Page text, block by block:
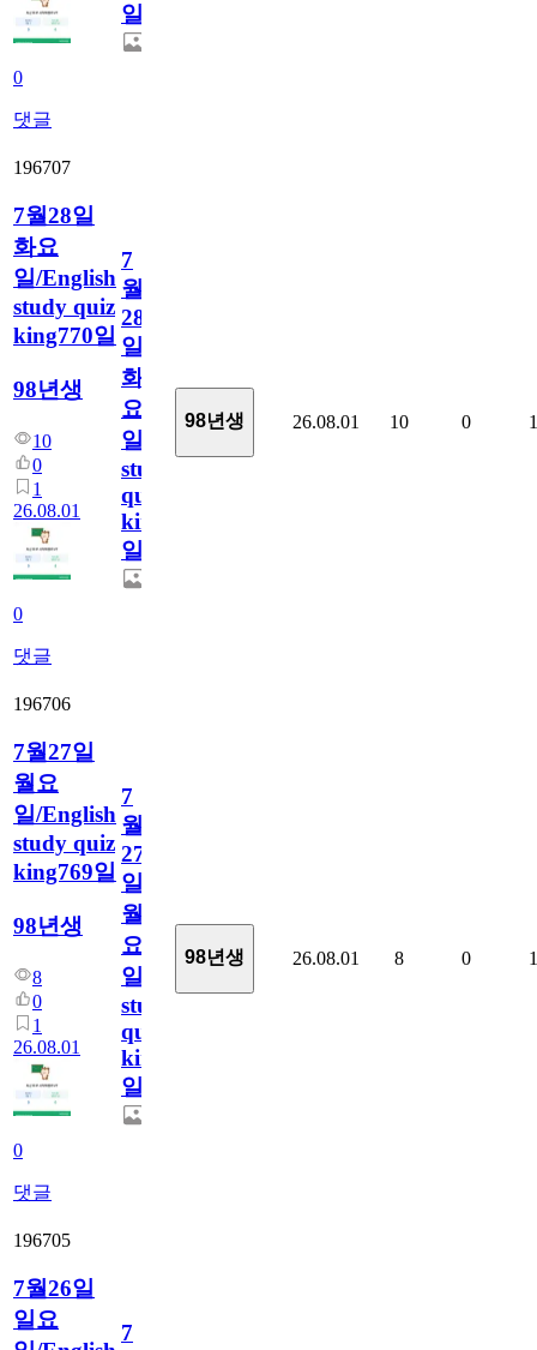
0
댓글
일
196707
7월28일
화요
일/English
study quiz
king770일
98년생
10
0
1
26.08.01
0
댓글
7
월
28
일
화
요
일/English
study
quiz
king770
일
98년생 26.08.01 10 0 1
196706
7월27일
월요
일/English
study quiz
king769일
98년생
8
0
1
26.08.01
0
댓글
7
월
27
일
월
요
일/English
study
quiz
king769
일
98년생 26.08.01 8 0 1
196705
7월26일
일요
7